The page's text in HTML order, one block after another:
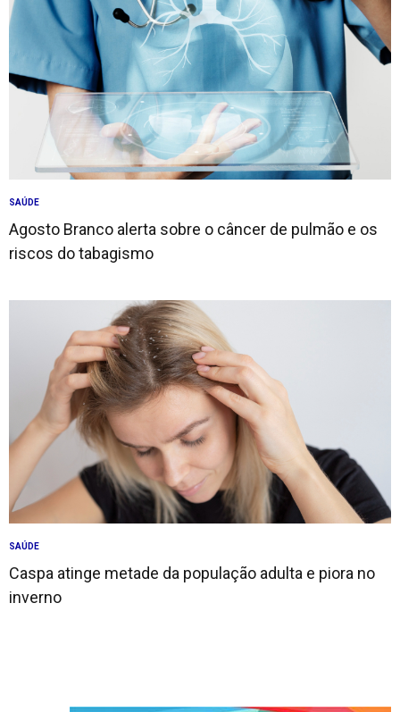
SAÚDE
Agosto Branco alerta sobre o câncer de pulmão e os
riscos do tabagismo
SAÚDE
Caspa atinge metade da população adulta e piora no
inverno